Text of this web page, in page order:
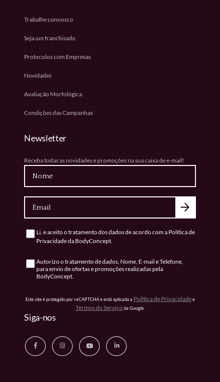
Trabalhe connosco
Seja um franchisado
Protocolos com Empresas
Novidades
Avaliação Morfológica
Condições das Campanhas
Newsletter
Receba todas as novidades e promoções na sua caixa de e-mail!
Consentimento
Li, e aceito o tratamento dos dados de acordo com a Política de
Privacidadeda BodyConcept.
Consentimento
Autorizo o tratamento de dados, Nome, E-mail e Telefone,
para envio de ofertas e promoções realizadas pela
BodyConcept.
Este site é protegido por reCAPTCHA e está aplicada a Política de Privacidadee
Termos do Serviço da Google.
Siga-nos